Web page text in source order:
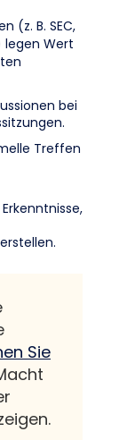
(z. B. SEC,
legen Wert
bei
Treffen
Sie